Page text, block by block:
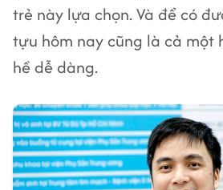
trẻ này lựa chọn. Và để có
tựu hôm nay cũng là cả một
hề dễ dàng.